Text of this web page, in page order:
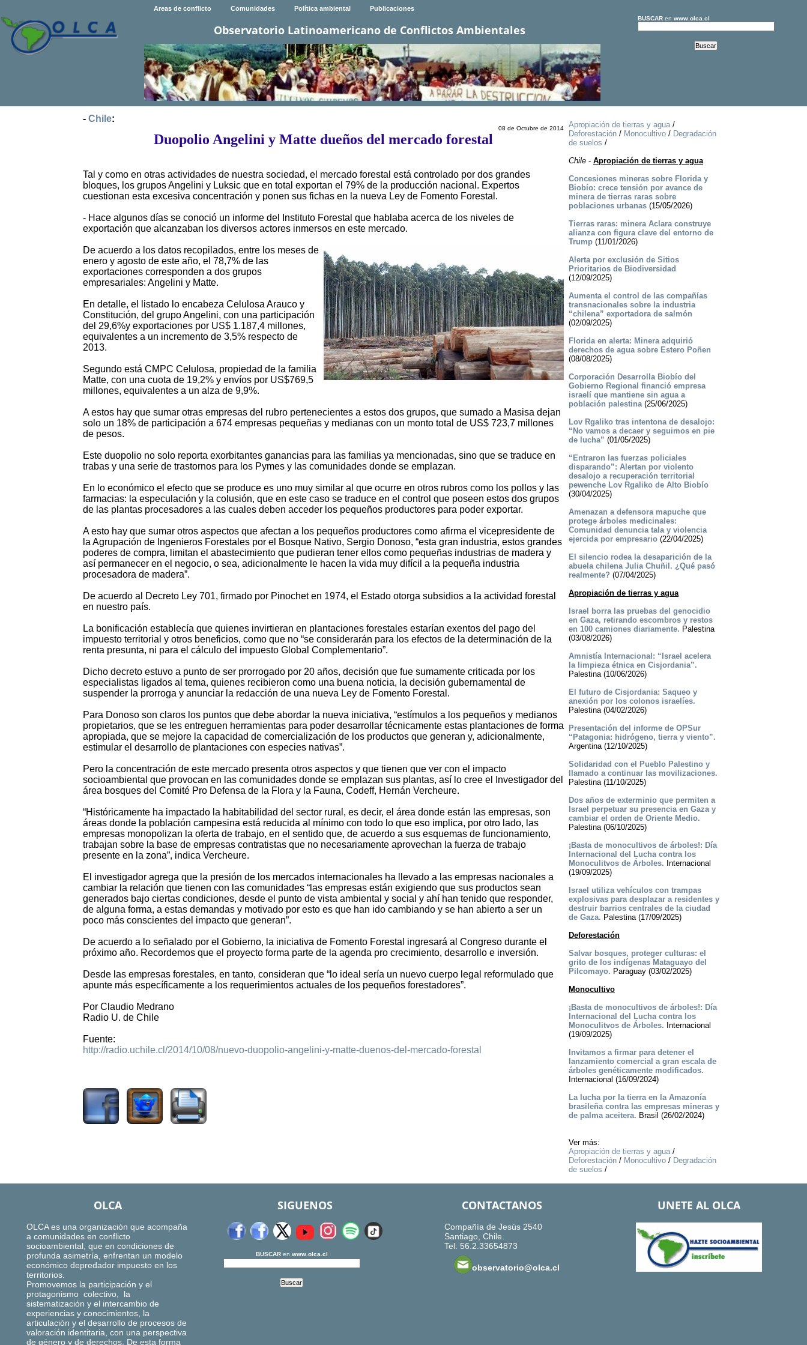
Areas de conflicto Comunidades Política ambiental Publicaciones
Observatorio Latinoamericano de Conflictos Ambientales
BUSCARen www.olca.cl
- Chile:
08 de Octubre de 2014
Duopolio Angelini y Matte dueños del mercado forestal
Tal y como en otras actividades de nuestra sociedad, el mercado forestal está controlado por dos grandes
bloques, los grupos Angelini y Luksic que en total exportan el 79% de la producción nacional. Expertos
cuestionan esta excesiva concentración y ponen sus fichas en la nueva Ley de Fomento Forestal.
- Hace algunos días se conoció un informe del Instituto Forestal que hablaba acerca de los niveles de
exportación que alcanzaban los diversos actores inmersos en este mercado.
De acuerdo a los datos recopilados, entre los meses de
enero y agosto de este año, el 78,7% de las
exportaciones corresponden a dos grupos
empresariales: Angelini y Matte.
En detalle, el listado lo encabeza Celulosa Arauco y
Constitución, del grupo Angelini, con una participación
del 29,6%y exportaciones por US$ 1.187,4 millones,
equivalentes a un incremento de 3,5% respecto de
2013.
Segundo está CMPC Celulosa, propiedad de la familia
Matte, con una cuota de 19,2% y envíos por US$769,5
millones, equivalentes a un alza de 9,9%.
A estos hay que sumar otras empresas del rubro pertenecientes a estos dos grupos, que sumado a Masisa dejan
solo un 18% de participación a 674 empresas pequeñas y medianas con un monto total de US$ 723,7 millones
de pesos.
Este duopolio no solo reporta exorbitantes ganancias para las familias ya mencionadas, sino que se traduce en
trabas y una serie de trastornos para los Pymes y las comunidades donde se emplazan.
En lo económico el efecto que se produce es uno muy similar al que ocurre en otros rubros como los pollos y las
farmacias: la especulación y la colusión, que en este caso se traduce en el control que poseen estos dos grupos
de las plantas procesadores a las cuales deben acceder los pequeños productores para poder exportar.
A esto hay que sumar otros aspectos que afectan a los pequeños productores como afirma el vicepresidente de
la Agrupación de Ingenieros Forestales por el Bosque Nativo, Sergio Donoso, “esta gran industria, estos grandes
poderes de compra, limitan el abastecimiento que pudieran tener ellos como pequeñas industrias de madera y
así permanecer en el negocio, o sea, adicionalmente le hacen la vida muy difícil a la pequeña industria
procesadora de madera”.
De acuerdo al Decreto Ley 701, firmado por Pinochet en 1974, el Estado otorga subsidios a la actividad forestal
en nuestro país.
La bonificación establecía que quienes invirtieran en plantaciones forestales estarían exentos del pago del
impuesto territorial y otros beneficios, como que no “se considerarán para los efectos de la determinación de la
renta presunta, ni para el cálculo del impuesto Global Complementario”.
Dicho decreto estuvo a punto de ser prorrogado por 20 años, decisión que fue sumamente criticada por los
especialistas ligados al tema, quienes recibieron como una buena noticia, la decisión gubernamental de
suspender la prorroga y anunciar la redacción de una nueva Ley de Fomento Forestal.
Para Donoso son claros los puntos que debe abordar la nueva iniciativa, “estímulos a los pequeños y medianos
propietarios, que se les entreguen herramientas para poder desarrollar técnicamente estas plantaciones de forma
apropiada, que se mejore la capacidad de comercialización de los productos que generan y, adicionalmente,
estimular el desarrollo de plantaciones con especies nativas”.
Pero la concentración de este mercado presenta otros aspectos y que tienen que ver con el impacto
socioambiental que provocan en las comunidades donde se emplazan sus plantas, así lo cree el Investigador del
área bosques del Comité Pro Defensa de la Flora y la Fauna, Codeff, Hernán Vercheure.
“Históricamente ha impactado la habitabilidad del sector rural, es decir, el área donde están las empresas, son
áreas donde la población campesina está reducida al mínimo con todo lo que eso implica, por otro lado, las
empresas monopolizan la oferta de trabajo, en el sentido que, de acuerdo a sus esquemas de funcionamiento,
trabajan sobre la base de empresas contratistas que no necesariamente aprovechan la fuerza de trabajo
presente en la zona”, indica Vercheure.
El investigador agrega que la presión de los mercados internacionales ha llevado a las empresas nacionales a
cambiar la relación que tienen con las comunidades “las empresas están exigiendo que sus productos sean
generados bajo ciertas condiciones, desde el punto de vista ambiental y social y ahí han tenido que responder,
de alguna forma, a estas demandas y motivado por esto es que han ido cambiando y se han abierto a ser un
poco más conscientes del impacto que generan”.
De acuerdo a lo señalado por el Gobierno, la iniciativa de Fomento Forestal ingresará al Congreso durante el
próximo año. Recordemos que el proyecto forma parte de la agenda pro crecimiento, desarrollo e inversión.
Desde las empresas forestales, en tanto, consideran que “lo ideal sería un nuevo cuerpo legal reformulado que
apunte más específicamente a los requerimientos actuales de los pequeños forestadores”.
Por Claudio Medrano
Radio U. de Chile
Fuente:
http://radio.uchile.cl/2014/10/08/nuevo-duopolio-angelini-y-matte-duenos-del-mercado-forestal
Apropiación de tierras y agua/
Deforestación/ Monocultivo/ Degradación
de suelos /
Chile- Apropiación de tierras y agua
Concesiones mineras sobre Florida y
Biobío: crece tensión por avance de
minera de tierras raras sobre
poblaciones urbanas(15/05/2026)
Tierras raras: minera Aclara construye
alianza con figura clave del entorno de
Trump(11/01/2026)
Alerta por exclusión de Sitios
Prioritarios de Biodiversidad
(12/09/2025)
Aumenta el control de las compañías
transnacionales sobre la industria
“chilena” exportadora de salmón
(02/09/2025)
Florida en alerta: Minera adquirió
derechos de agua sobre Estero Poñen
(08/08/2025)
Corporación Desarrolla Biobío del
Gobierno Regional financió empresa
israelí que mantiene sin agua a
población palestina(25/06/2025)
Lov Rgaliko tras intentona de desalojo:
“No vamos a decaer y seguimos en pie
de lucha” (01/05/2025)
“Entraron las fuerzas policiales
disparando”: Alertan por violento
desalojo a recuperación territorial
pewenche Lov Rgaliko de Alto Biobío
(30/04/2025)
Amenazan a defensora mapuche que
protege árboles medicinales:
Comunidad denuncia tala y violencia
ejercida por empresario(22/04/2025)
El silencio rodea la desaparición de la
abuela chilena Julia Chuñil. ¿Qué pasó
realmente? (07/04/2025)
Apropiación de tierras y agua
Israel borra las pruebas del genocidio
en Gaza, retirando escombros y restos
en 100 camiones diariamente. Palestina
(03/08/2026)
Amnistía Internacional: “Israel acelera
la limpieza étnica en Cisjordania”.
Palestina (10/06/2026)
El futuro de Cisjordania: Saqueo y
anexión por los colonos israelíes.
Palestina (04/02/2026)
Presentación del informe de OPSur
“Patagonia: hidrógeno, tierra y viento”.
Argentina (12/10/2025)
Solidaridad con el Pueblo Palestino y
llamado a continuar las movilizaciones.
Palestina (11/10/2025)
Dos años de exterminio que permiten a
Israel perpetuar su presencia en Gaza y
cambiar el orden de Oriente Medio.
Palestina (06/10/2025)
¡Basta de monocultivos de árboles!: Día
Internacional del Lucha contra los
Monoculitvos de Árboles. Internacional
(19/09/2025)
Israel utiliza vehículos con trampas
explosivas para desplazar a residentes y
destruir barrios centrales de la ciudad
de Gaza. Palestina (17/09/2025)
Deforestación
Salvar bosques, proteger culturas: el
grito de los indígenas Mataguayo del
Pilcomayo. Paraguay (03/02/2025)
Monocultivo
¡Basta de monocultivos de árboles!: Día
Internacional del Lucha contra los
Monoculitvos de Árboles. Internacional
(19/09/2025)
Invitamos a firmar para detener el
lanzamiento comercial a gran escala de
árboles genéticamente modificados.
Internacional (16/09/2024)
La lucha por la tierra en la Amazonía
brasileña contra las empresas mineras y
de palma aceitera. Brasil (26/02/2024)
Ver más:
Apropiación de tierras y agua/
Deforestación/ Monocultivo/ Degradación
de suelos /
OLCA
OLCA es una organización que acompaña
a comunidades en conflicto
socioambiental, que en condiciones de
profunda asimetría, enfrentan un modelo
económico depredador impuesto en los
territorios.
Promovemos la participación y el
protagonismo colectivo, la
sistematización y el intercambio de
experiencias y conocimientos, la
articulación y el desarrollo de procesos de
valoración identitaria, con una perspectiva
de género y de derechos. De esta forma
SIGUENOS
BUSCARen www.olca.cl
CONTACTANOS
Compañía de Jesús 2540
Santiago, Chile.
Tel: 56.2.33654873
observatorio@olca.cl
UNETE AL OLCA